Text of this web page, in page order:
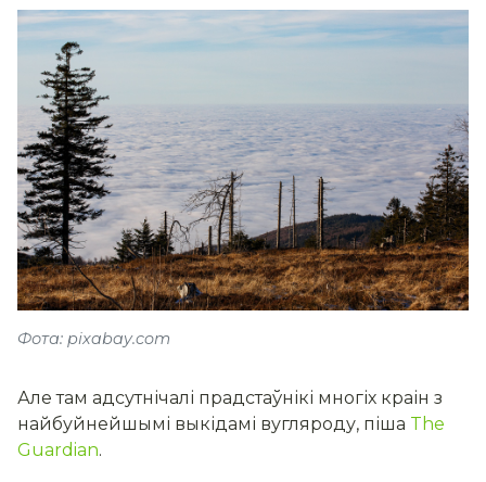
Фота: pixabay.com
Але там адсутнічалі прадстаўнікі многіх краін з
найбуйнейшымі выкідамі вугляроду, піша The
Guardian.